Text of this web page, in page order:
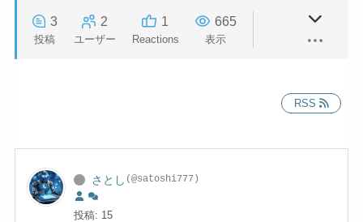
3
投稿
2
ユーザー
1
Reactions
665
表示
RSS
さとし (@satoshi777)
投稿: 15